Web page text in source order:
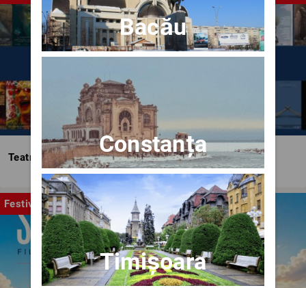
Teatrul Bulandra
Festival
Bacău
Constanța
Timișoara